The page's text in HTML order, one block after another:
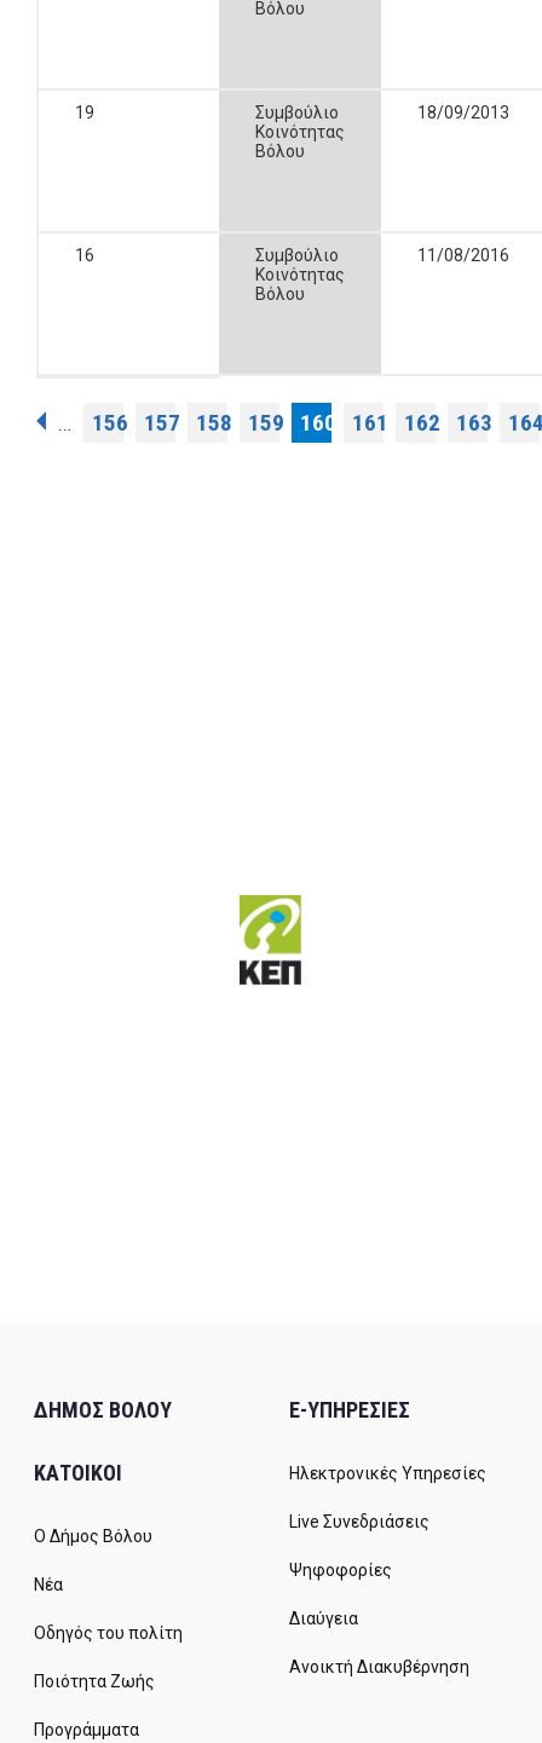
Βόλου
19
Συμβούλιο
Κοινότητας
Βόλου
18/09/2013
16
Συμβούλιο
Κοινότητας
Βόλου
11/08/2016
Σελίδες
… 156 157 158 159 160 161 162 163
ΔΗΜΟΣ ΒΟΛΟΥ
ΚΑΤΟΙΚΟΙ
Ο Δήμος Βόλου
Νέα
Οδηγός του πολίτη
Ποιότητα Ζωής
Προγράμματα
E-ΥΠΗΡΕΣΙΕΣ
Ηλεκτρονικές Υπηρεσίες
Live Συνεδριάσεις
Ψηφοφορίες
Διαύγεια
Ανοικτή Διακυβέρνηση